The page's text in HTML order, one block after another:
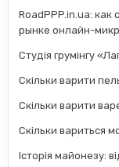
RoadPPP.in.ua: как
рынке онлайн-
Студія грумінгу
Скільки варити
Скільки варити
Скільки вариться
Історія майонезу: